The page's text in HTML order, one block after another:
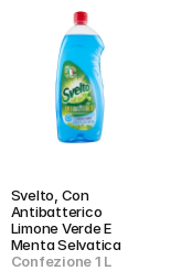
Svelto, Con
Antibatterico
Limone Verde E
Menta Selvatica
Confezione 1 L